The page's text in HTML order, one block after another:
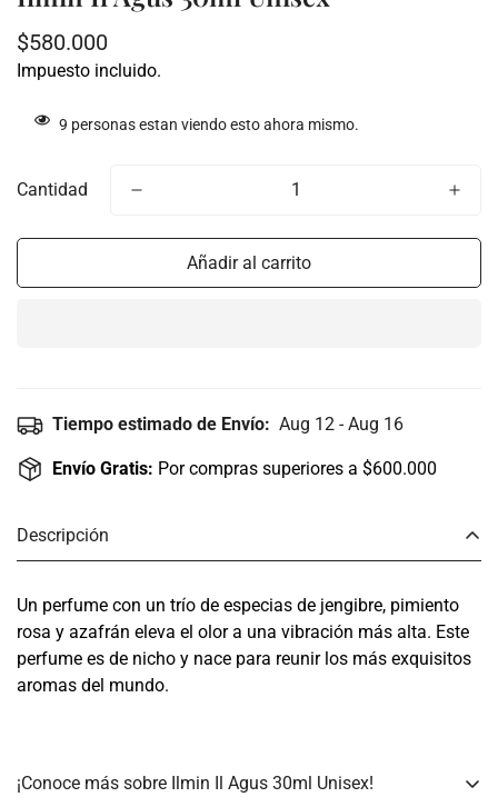
Precio
regular
$580.000
Impuesto incluido.
9 personas estan viendo esto ahora mismo.
Cantidad
Añadir al carrito
Tiempo estimado de Envío: Aug 12 - Aug 16
Envío Gratis: Por compras superiores a $600.000
Descripción
Un perfume con un trío de especias de jengibre, pimiento
rosa y azafrán eleva el olor a una vibración más alta. Este
perfume es de nicho y nace para reunir los más exquisitos
aromas del mundo.
¡Conoce más sobre Ilmin Il Agus 30ml Unisex!